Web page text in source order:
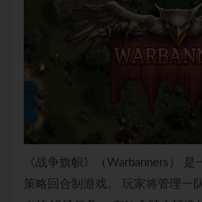
《战争旗帜》（Warbanners）
策略回合制游戏。 玩家将管理一